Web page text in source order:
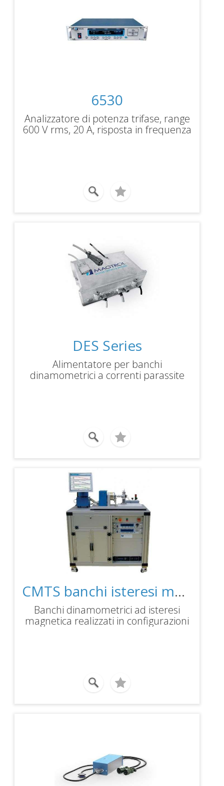
6530
Analizzatore di potenza trifase, range
600 V rms, 20 A, risposta in frequenza
DES Series
Alimentatore per banchi
dinamometrici a correnti parassite
CMTS banchi isteresi magnetica banchi speciali
Banchi dinamometrici ad isteresi
magnetica realizzati in configurazioni